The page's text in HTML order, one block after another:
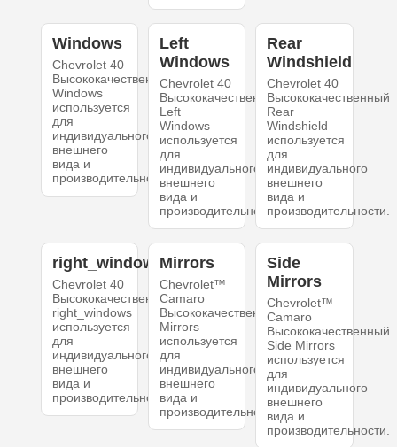
Windows
Chevrolet 40
Высококачественный
Windows
используется
для
индивидуального
внешнего
вида и
производительности.
Left
Windows
Chevrolet 40
Высококачественный
Left
Windows
используется
для
индивидуального
внешнего
вида и
производительности.
Rear
Windshield
Chevrolet 40
Высококачественный
Rear
Windshield
используется
для
индивидуального
внешнего
вида и
производительности.
right_windows
Chevrolet 40
Высококачественный
right_windows
используется
для
индивидуального
внешнего
вида и
производительности.
Mirrors
Chevrolet™
Camaro
Высококачественный
Mirrors
используется
для
индивидуального
внешнего
вида и
производительности.
Side
Mirrors
Chevrolet™
Camaro
Высококачественный
Side Mirrors
используется
для
индивидуального
внешнего
вида и
производительности.